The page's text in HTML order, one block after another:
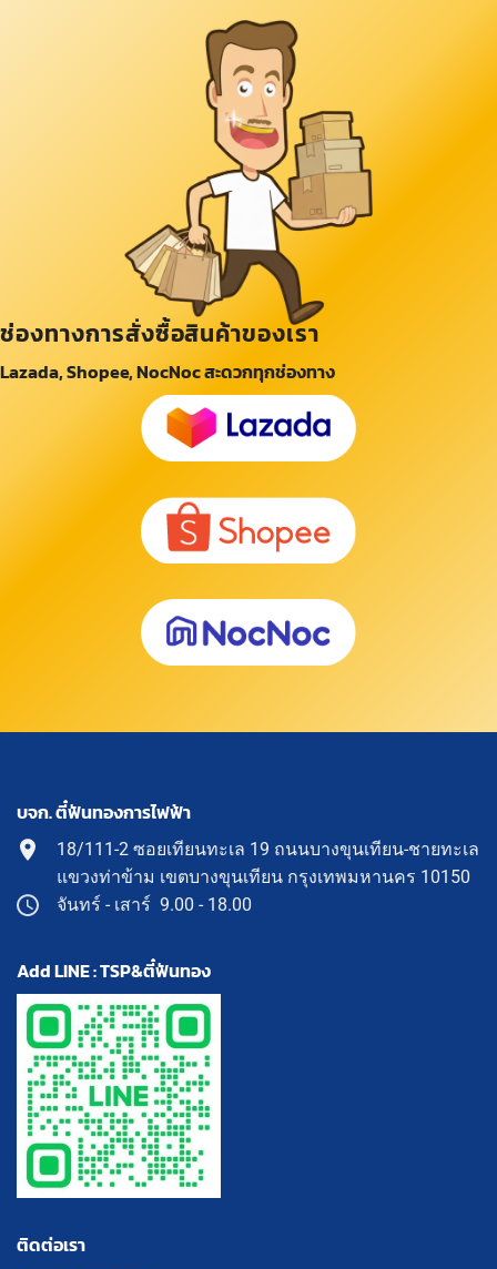
ช่องทางการสั่งซื้อสินค้าของเรา
Lazada, Shopee, NocNoc สะดวกทุกช่องทาง
บจก. ตี๋ฟันทองการไฟฟ้า
18/111-2 ซอยเทียนทะเล 19 ถนนบางขุนเทียน-ชายทะเล
แขวงท่าข้าม เขตบางขุนเทียน กรุงเทพมหานคร 10150
จันทร์ - เสาร์ 9.00 - 18.00
Add LINE : TSP&ตี๋ฟันทอง
ติดต่อเรา